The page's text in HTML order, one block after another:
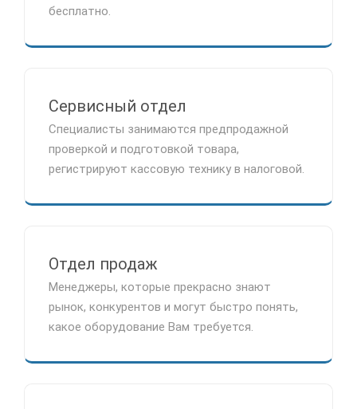
бесплатно.
Сервисный отдел
Специалисты занимаются предпродажной
проверкой и подготовкой товара,
регистрируют кассовую технику в налоговой.
Отдел продаж
Менеджеры, которые прекрасно знают
рынок, конкурентов и могут быстро понять,
какое оборудование Вам требуется.